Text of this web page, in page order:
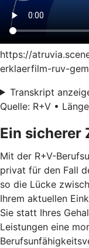
https://
erklaerfilm-ruv-
Transkript
Quelle: R+V •
Ein sicherer
Mit der R+V-
privat für den Fall
so die Lücke
Ihrem aktuellen
Sie statt Ihres
Leistungen eine